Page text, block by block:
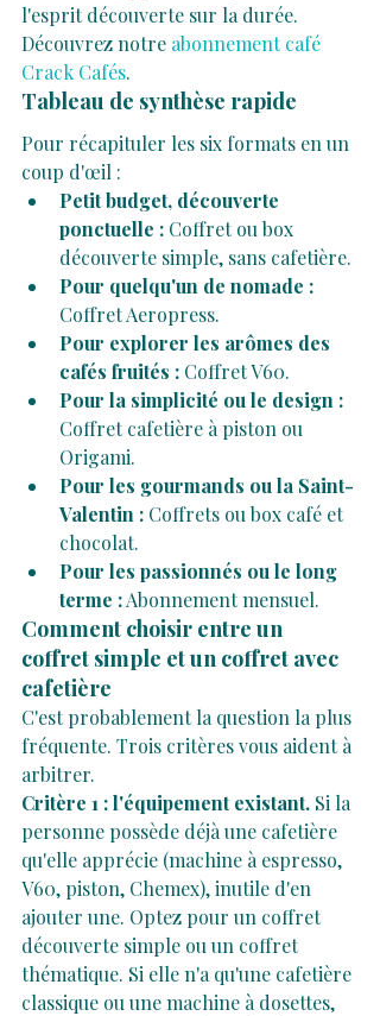
l'esprit découverte sur la durée.
Découvrez notre abonnement café
Crack Cafés.
Tableau de synthèse rapide
Pour récapituler les six formats en un
coup d'œil :
Petit budget, découverte
ponctuelle : Coffret ou box
découverte simple, sans cafetière.
Pour quelqu'un de nomade :
Coffret Aeropress.
Pour explorer les arômes des
cafés fruités : Coffret V60.
Pour la simplicité ou le design :
Coffret cafetière à piston ou
Origami.
Pour les gourmands ou la Saint-
Valentin : Coffrets ou box café et
chocolat.
Pour les passionnés ou le long
terme : Abonnement mensuel.
Comment choisir entre un
coffret simple et un coffret avec
cafetière
C'est probablement la question la plus
fréquente. Trois critères vous aident à
arbitrer.
Critère 1 : l'équipement existant. Si la
personne possède déjà une cafetière
qu'elle apprécie (machine à espresso,
V60, piston, Chemex), inutile d'en
ajouter une. Optez pour un coffret
découverte simple ou un coffret
thématique. Si elle n'a qu'une cafetière
classique ou une machine à dosettes,